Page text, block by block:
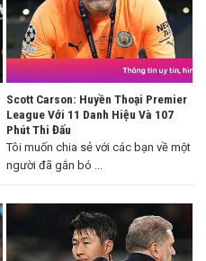
Scott Carson: Huyền Thoại Premier
League Với 11 Danh Hiệu Và 107
Phút Thi Đấu
Tôi muốn chia sẻ với các bạn về một
người đã gắn bó ...